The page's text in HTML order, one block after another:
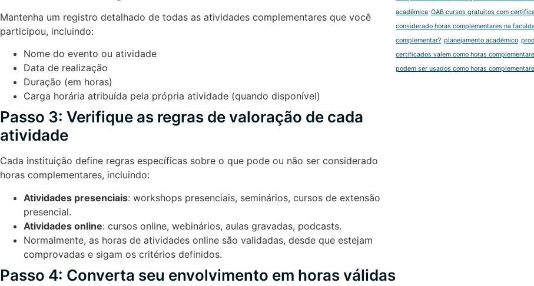
Mantenha um registro detalhado de todas as atividades complementares que você
participou, incluindo:
Nome do evento ou atividade
Data de realização
Duração (em horas)
Carga horária atribuída pela própria atividade (quando disponível)
Passo 3: Verifique as regras de valoração de cada
atividade
Cada instituição define regras específicas sobre o que pode ou não ser considerado
horas complementares, incluindo:
Atividades presenciais: workshops presenciais, seminários, cursos de extensão
presencial.
Atividades online: cursos online, webinários, aulas gravadas, podcasts.
Normalmente, as horas de atividades online são validadas, desde que estejam
comprovadas e sigam os critérios definidos.
Passo 4: Converta seu envolvimento em horas válidas
acadêmica OAB cursos gratuitos com
considerado horas complementares na
complementar? planejamento acadêmico
certificados valem como horas
podem ser usados como horas